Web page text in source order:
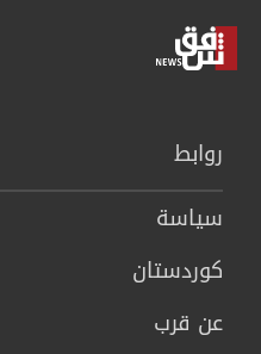
روابط
سیاسة
كوردستان
عن قرب